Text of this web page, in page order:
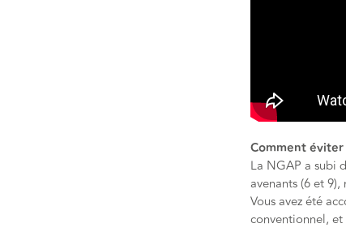
Comment
La NGAP a subi
avenants (6 et
Vous avez été
conventionnel,